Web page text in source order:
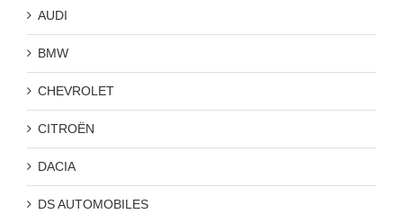
AUDI
BMW
CHEVROLET
CITROËN
DACIA
DS AUTOMOBILES